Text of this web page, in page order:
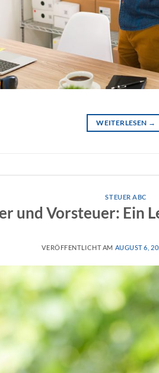
WEITERLESEN →
STEUER ABC
und Vorsteuer: Ein
VERÖFFENTLICHT AM AUGUST 6,